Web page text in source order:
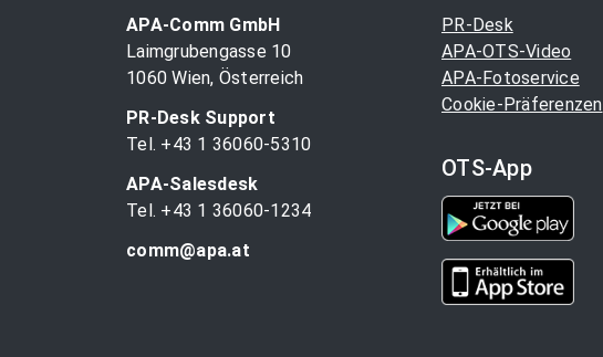
APA-Comm GmbH
Laimgrubengasse 10
1060 Wien, Österreich
PR-Desk Support
Tel. +43 1 36060-5310
APA-Salesdesk
Tel. +43 1 36060-1234
comm@apa.at
PR-Desk
APA-OTS-Video
APA-Fotoservice
Cookie-Präferenzen
OTS-App